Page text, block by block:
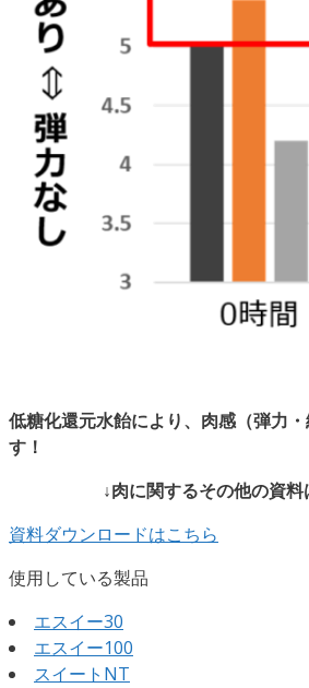
低糖化還元水飴により、肉感（弾力
す！
↓肉に関するその他の資料
資料ダウンロードはこちら
使用している製品
エスイー30
エスイー100
スイートNT